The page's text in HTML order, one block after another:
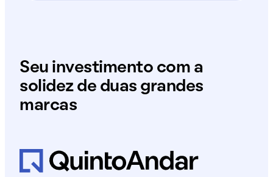
Seu investimento com a
solidez de duas grandes
marcas